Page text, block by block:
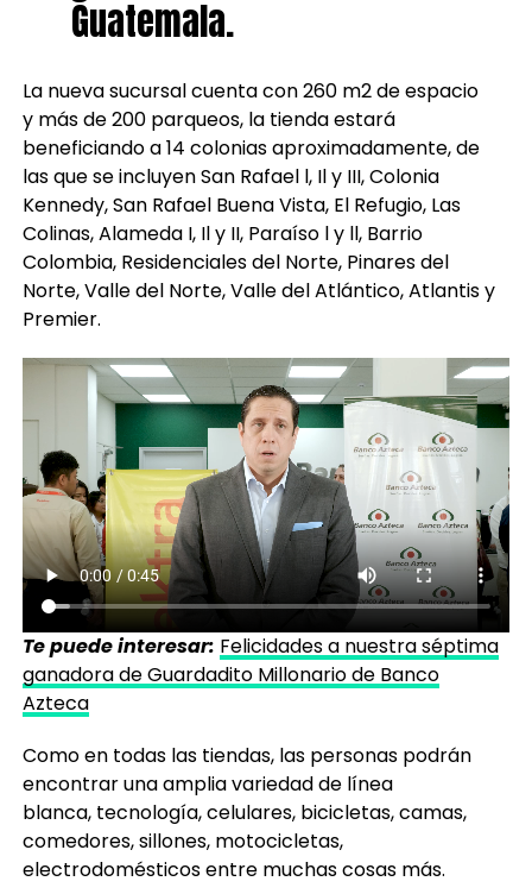
Guatemala.
La nueva sucursal cuenta con 260 m2 de espacio
y más de 200 parqueos, la tienda estará
beneficiando a 14 colonias aproximadamente, de
las que se incluyen San Rafael l, Il y III, Colonia
Kennedy, San Rafael Buena Vista, El Refugio, Las
Colinas, Alameda I, Il y II, Paraíso l y ll, Barrio
Colombia, Residenciales del Norte, Pinares del
Norte, Valle del Norte, Valle del Atlántico, Atlantis y
Premier.
Te puede interesar: Felicidades a nuestra séptima
ganadora de Guardadito Millonario de Banco
Azteca
Como en todas las tiendas, las personas podrán
encontrar una amplia variedad de línea
blanca, tecnología, celulares, bicicletas, camas,
comedores, sillones, motocicletas,
electrodomésticos entre muchas cosas más.